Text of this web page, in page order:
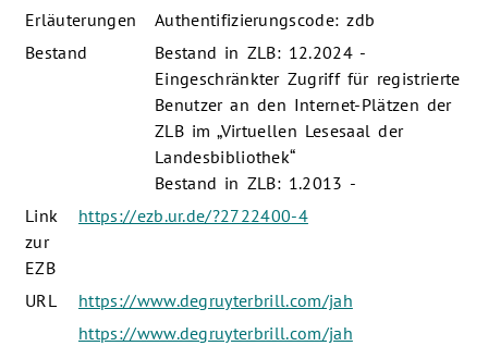
Erläuterungen
Authentifizierungscode: zdb
Bestand
Bestand in ZLB: 12.2024 -
Eingeschränkter Zugriff für registrierte
Benutzer an den Internet-Plätzen der
ZLB im „Virtuellen Lesesaal der
Landesbibliothek“
Bestand in ZLB: 1.2013 -
Link
zur
EZB
https://ezb.ur.de/?2722400-4
URL
https://www.degruyterbrill.com/jah
https://www.degruyterbrill.com/jah